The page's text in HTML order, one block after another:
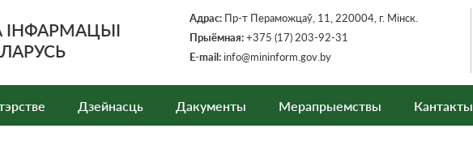
ІНФАРМАЦЫІ
Адрас: Пр-т Пераможцаў, 11, 220004, г. Мінск.
Прыёмная:+375 (17) 203-92-31
E-mail:info@mininform.gov.by
Дзейнасць Дакументы Мерапрыемствы Кантакты